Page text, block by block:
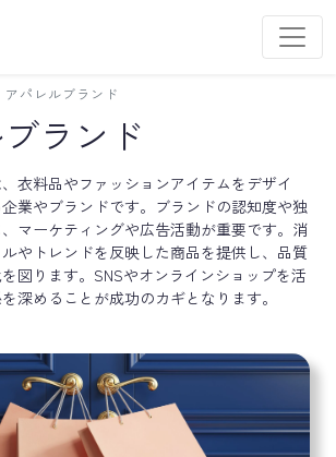
アパレルブランド
ランド
衣料品やファッションアイテムをデザイ
業やブランドです。ブランドの認知度や独
マーケティングや広告活動が重要です。消
やトレンドを反映した商品を提供し、品質
図ります。SNSやオンラインショップを活
深めることが成功のカギとなります。